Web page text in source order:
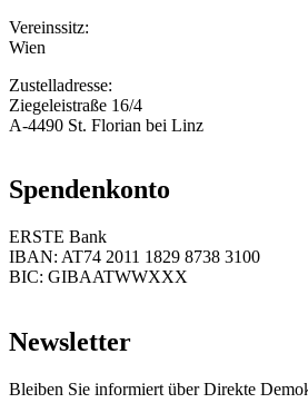
Vereinssitz:
Wien
Zustelladresse:
Ziegeleistraße 16/4
A-4490 St. Florian bei Linz
Spendenkonto
ERSTE Bank
IBAN: AT74 2011 1829 8738 3100
BIC: GIBAATWWXXX
Newsletter
Bleiben Sie informiert über Direkte